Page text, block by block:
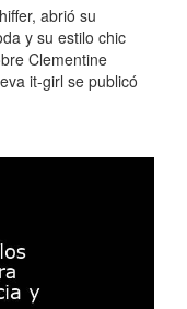
abrió su
y su estilo chic
Clementine
it-girl se publicó